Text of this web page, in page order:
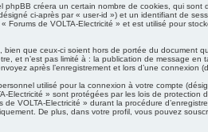
créera un certain nombre de cookies, qui
ci-après par « user-id ») et un identifiant de
de VOLTA-Electricité » et est utilisé pour
que ceux-ci soient hors de portée du document
et n’est pas limité à : la publication de message en
après l’enregistrement et lors d’une connexion
utilisé pour la connexion à votre compte
» sont protégées par les lois de
VOLTA-Electricité » durant la procédure
De plus, dans votre profil, vous pouvez